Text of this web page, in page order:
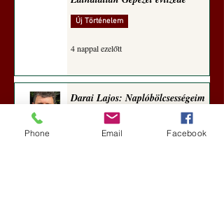
Új Történelem
4 nappal ezelőtt
Darai Lajos: Naplóbölcsességeim
Phone Email Facebook